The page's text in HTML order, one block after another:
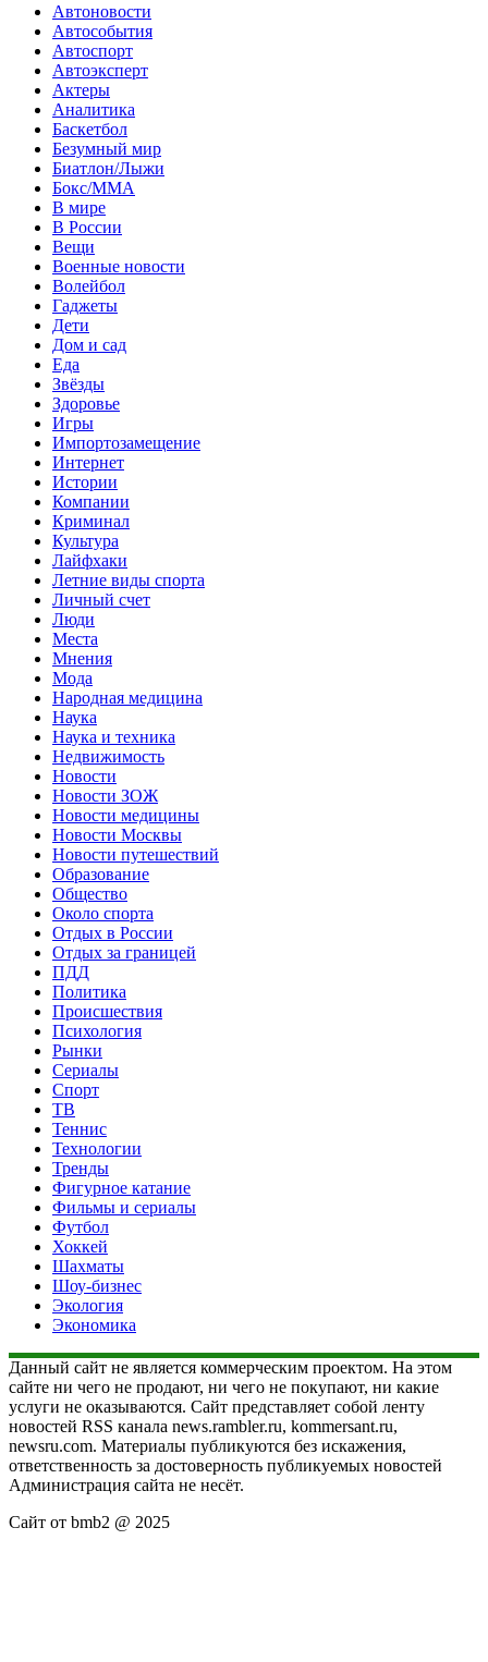
Автоновости
Автособытия
Автоспорт
Автоэксперт
Актеры
Аналитика
Баскетбол
Безумный мир
Биатлон/Лыжи
Бокс/MMA
В мире
В России
Вещи
Военные новости
Волейбол
Гаджеты
Дети
Дом и сад
Еда
Звёзды
Здоровье
Игры
Импортозамещение
Интернет
Истории
Компании
Криминал
Культура
Лайфхаки
Летние виды спорта
Личный счет
Люди
Места
Мнения
Мода
Народная медицина
Наука
Наука и техника
Недвижимость
Новости
Новости ЗОЖ
Новости медицины
Новости Москвы
Новости путешествий
Образование
Общество
Около спорта
Отдых в России
Отдых за границей
ПДД
Политика
Происшествия
Психология
Рынки
Сериалы
Спорт
ТВ
Теннис
Технологии
Тренды
Фигурное катание
Фильмы и сериалы
Футбол
Хоккей
Шахматы
Шоу-бизнес
Экология
Экономика
Данный сайт не является коммерческим проектом. На этом
сайте ни чего не продают, ни чего не покупают, ни какие
услуги не оказываются. Сайт представляет собой ленту
новостей RSS канала news.rambler.ru, kommersant.ru,
newsru.com. Материалы публикуются без искажения,
ответственность за достоверность публикуемых новостей
Администрация сайта не несёт.
Сайт от bmb2 @ 2025